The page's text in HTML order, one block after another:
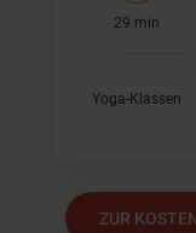
29 min
Yoga-Klassen
ZUR